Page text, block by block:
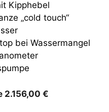
Kipphebel
„cold touch“
bei Wassermangel
2.156,00 €